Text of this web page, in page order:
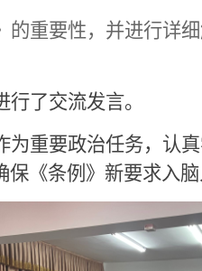
重要性，并进行详
了交流发言。
重要政治任务，认
《条例》新要求入脑